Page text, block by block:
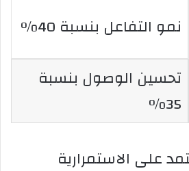
نمو التفاعل بنسبة 40%
تحسين الوصول بنسبة
35%
على الاستمرارية